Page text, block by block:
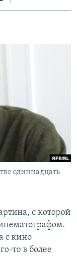
одиннадцать
с которой
с кино
то в более